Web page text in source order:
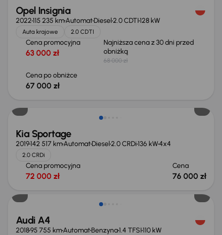
Opel Insignia
2022115 235 kmAutomatDiesel2.0 CDTI128 kW
Auta krajowe 2.0 CDTI
Cena promocyjna
63 000 zł
Najniższa cena z 30 dni przed
obniżką
68 000 zł
Cena po obniżce
67 000 zł
Kia Sportage
2019142 517 kmAutomatDiesel2.0 CRDi136 kW4x4
2.0 CRDi
Cena promocyjna
72 000 zł
Cena
76 000 zł
Możliwość odliczenia VAT
Audi A4
201895 755 kmAutomatBenzyna1.4 TFSI110 kW